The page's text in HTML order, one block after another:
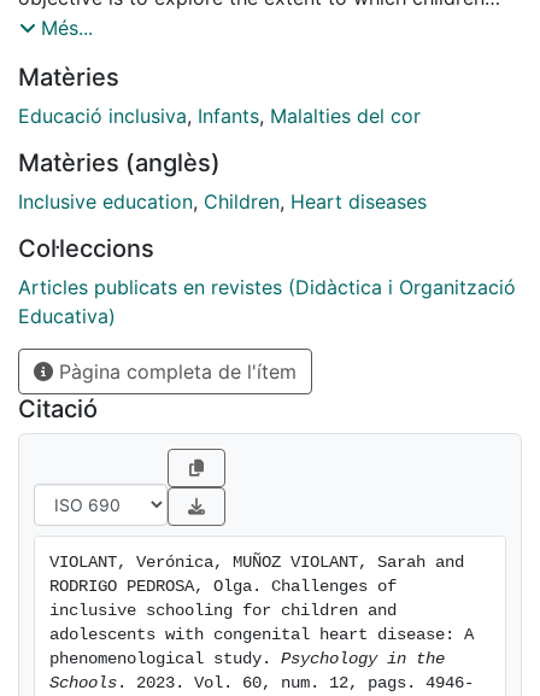
and
afforded
the same educational and socialization opportunities
healthy peers. We used a qualitative phenomenological
design
semistructured
interviews: children with CHD (n = 9), parents (n = 10),
and
professionals (n = 8) in Catalonia, Spain. Interview
transcripts
were coded using the constant comparative method
and
analyzed using ATLAS.ti software. The analysis
revealed three
themes describing the experience of schooling for
with CHD: (1) Empowering and enabling a child with
CHD to
achieve academically and engage socially is a
challenge for
Més...
Matèries
Educació inclusiva, Infants, Malalties del cor
Matèries (anglès)
Inclusive education, Children, Heart diseases
Col·leccions
Articles publicats en revistes (Didàctica i Organització
Educativa)
Pàgina completa de l'ítem
Citació
VIOLANT, Verónica, MUÑOZ VIOLANT, Sarah and
RODRIGO PEDROSA, Olga. Challenges of
inclusive schooling for children and
adolescents with congenital heart disease: A
phenomenological study. Psychology in the
Schools . 2023. Vol. 60, num. 12, pags. 4946-